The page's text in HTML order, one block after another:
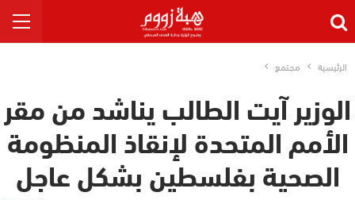
الرئيسية مجتمع
الوزير آيت الطالب يناشد من مقر
الأمم المتحدة لإنقاذ المنظومة
الصحية بفلسطين بشكل عاجل